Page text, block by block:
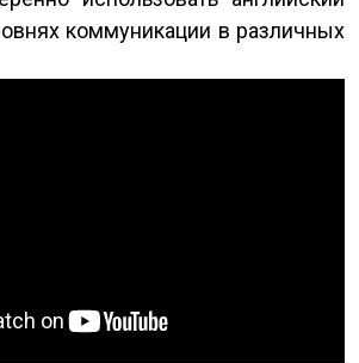
коммуникации в различных